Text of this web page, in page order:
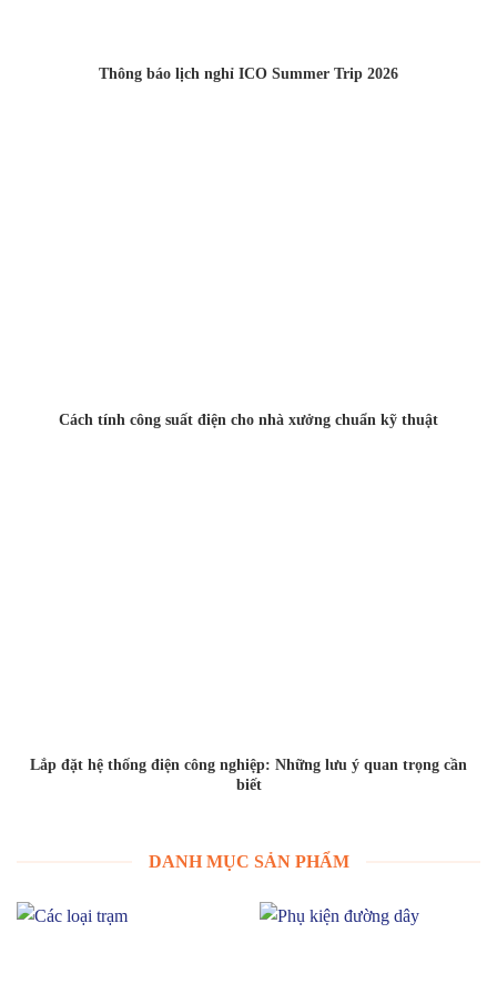
Thông báo lịch nghỉ ICO Summer Trip 2026
Cách tính công suất điện cho nhà xưởng chuẩn kỹ thuật
Lắp đặt hệ thống điện công nghiệp: Những lưu ý quan trọng cần
biết
DANH MỤC SẢN PHẨM